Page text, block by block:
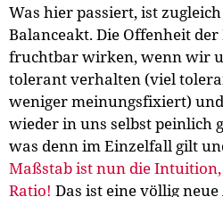
Was hier passiert, ist
Balanceakt. Die Offenheit
fruchtbar wirken, wenn wir
tolerant verhalten (viel
weniger meinungsfixiert)
wieder in uns selbst peinlich
was denn im Einzelfall gilt
Maßstab ist nun die
Ratio! Das ist eine völlig